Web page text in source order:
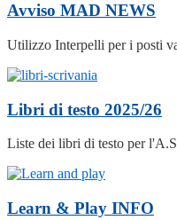
Avviso MAD NEWS
Utilizzo Interpelli per i posti
Libri di testo 2025/26
Liste dei libri di testo per
Learn & Play INFO